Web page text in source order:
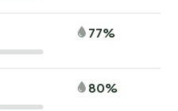
77%
80%